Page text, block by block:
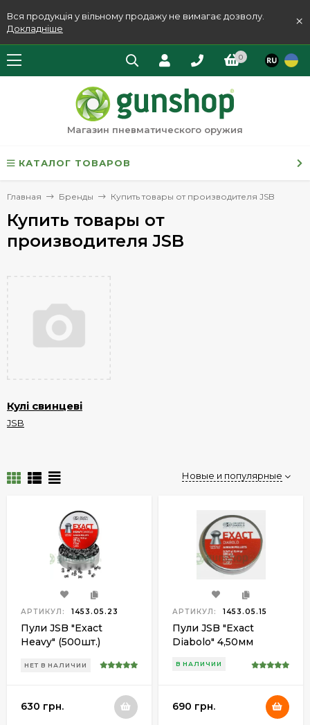
Вся продукція у вільному продажу не вимагає дозволу.
Докладніше
×
0
Магазин пневматического оружия
КАТАЛОГ ТОВАРОВ
Главная Бренды Купить товары от производителя JSB
Купить товары от
производителя JSB
Кулі свинцеві
JSB
Новые и популярные
АРТИКУЛ: 1453.05.23
Пули JSB "Exact
Heavy" (500шт.)
НЕТ В НАЛИЧИИ
630 грн.
АРТИКУЛ: 1453.05.15
Пули JSB "Exact
Diabolo" 4,50мм
В НАЛИЧИИ
690 грн.